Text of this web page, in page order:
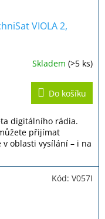
VIOLA 2,
Skladem(>5 ks)
Do košíku
digitálního rádia.
přijímat
v oblasti vysílání – i na
Kód: V057I